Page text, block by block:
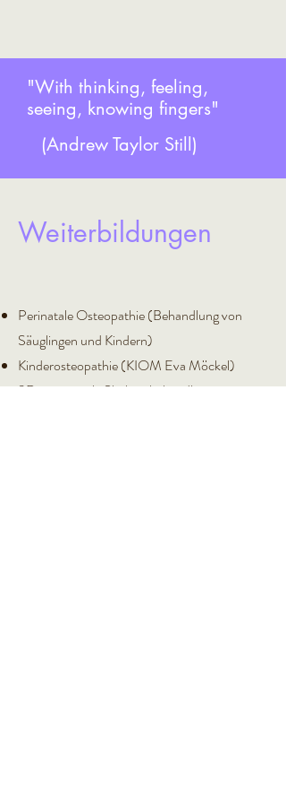
"With thinking, feeling,
seeing, knowing fingers"
(Andrew Taylor Still)
Weiterbildungen
Perinatale Osteopathie (Behandlung von
Säuglingen und Kindern)
Kinderosteopathie (KIOM Eva Möckel)
3Dimensionale Skoliosebehandlung